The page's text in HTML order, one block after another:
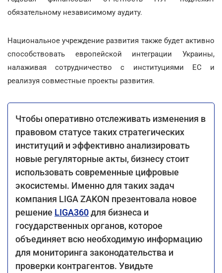
обязательному независимому аудиту.
Национальное учреждение развития также будет активно
способствовать европейской интеграции Украины,
налаживая сотрудничество с институциями ЕС и
реализуя совместные проекты развития.
Чтобы оперативно отслеживать изменения в
правовом статусе таких стратегических
институций и эффективно анализировать
новые регуляторные акты, бизнесу стоит
использовать современные цифровые
экосистемы. Именно для таких задач
компания LIGA ZAKON презентовала новое
решение LIGA360для бизнеса и
государственных органов, которое
объединяет всю необходимую информацию
для мониторинга законодательства и
проверки контрагентов. Увидьте